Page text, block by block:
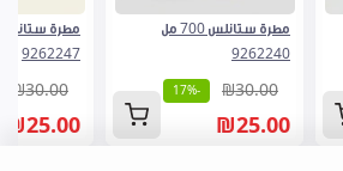
مطرة ستانلس 700 مل
9262240
₪30.00
-17%
₪25.00
9262247
₪30.00
₪25.00